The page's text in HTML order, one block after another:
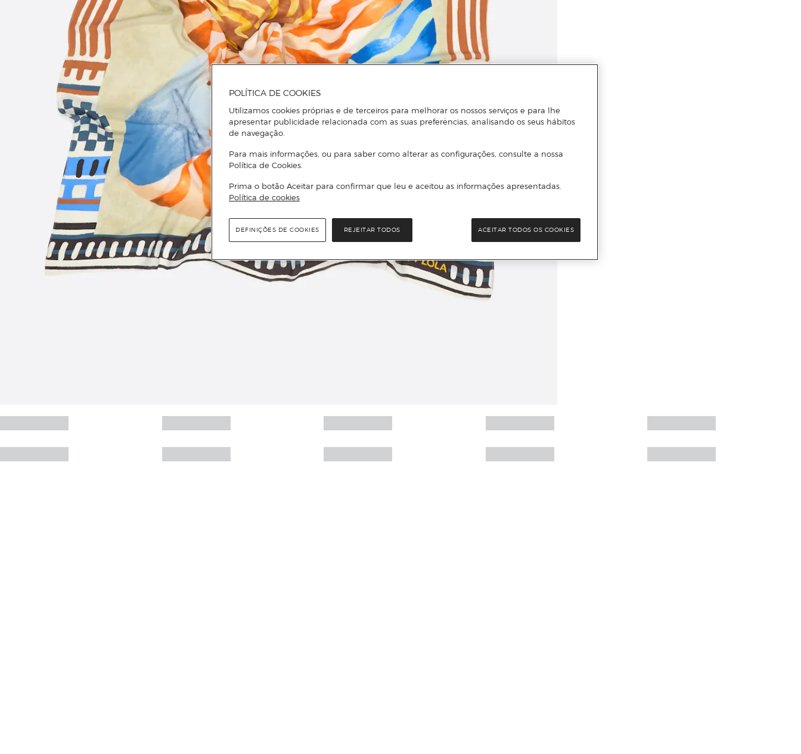
POLÍTICA DE COOKIES
Utilizamos cookies próprias e de terceiros para melhorar os nossos serviços e para lhe
apresentar publicidade relacionada com as suas preferências, analisando os seus hábitos
de navegação.
Para mais informações, ou para saber como alterar as configurações, consulte a nossa
Política de Cookies.
Prima o botão Aceitar para confirmar que leu e aceitou as informações apresentadas.
Política de cookies
REJEITAR TODOS ACEITAR TODOS OS COOKIES
DEFINIÇÕES DE COOKIES